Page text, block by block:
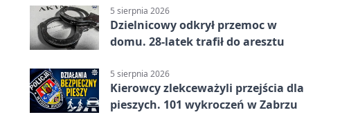
5 sierpnia 2026
Dzielnicowy odkrył przemoc w
domu. 28-latek trafił do aresztu
5 sierpnia 2026
Kierowcy zlekceważyli przejścia dla
pieszych. 101 wykroczeń w Zabrzu